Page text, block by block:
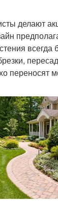
делают
всегда
переносят